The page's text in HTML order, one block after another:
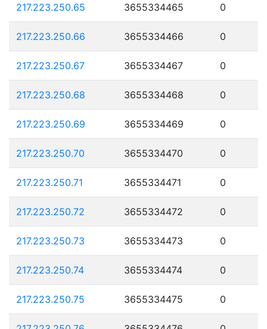
217.223.250.65 3655334465 0
217.223.250.66 3655334466 0
217.223.250.67 3655334467 0
217.223.250.68 3655334468 0
217.223.250.69 3655334469 0
217.223.250.70 3655334470 0
217.223.250.71 3655334471 0
217.223.250.72 3655334472 0
217.223.250.73 3655334473 0
217.223.250.74 3655334474 0
217.223.250.75 3655334475 0